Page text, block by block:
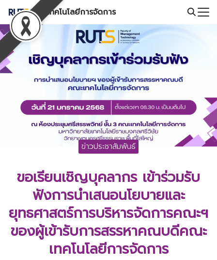
content
คณะเทคโนโลยีการจัดการ
Search
for:
ข่าวประชาสัมพันธ์
ขอเรียนเชิญบุคลากร เข้าร่วมรับ
ฟังการนำเสนอนโยบายและ
ยุทธศาสตร์การบริหารจัดการคณะฯ
ของผู้เข้ารับการสรรหาคณบดีคณะ
เทคโนโลยีการจัดการ